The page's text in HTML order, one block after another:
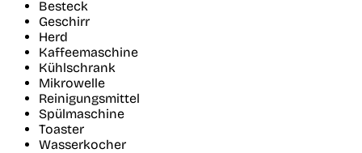
Besteck
Geschirr
Herd
Kaffeemaschine
Kühlschrank
Mikrowelle
Reinigungsmittel
Spülmaschine
Toaster
Wasserkocher